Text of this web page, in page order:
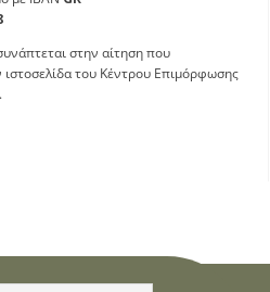
στην αίτηση που
ιστοσελίδα του Κέντρου Επιμόρφωσης